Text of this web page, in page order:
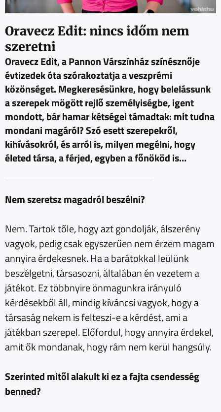
Oravecz Edit: nincs időm nem
szeretni
Oravecz Edit, a Pannon Várszínház színésznője
évtizedek óta szórakoztatja a veszprémi
közönséget. Megkeresésünkre, hogy belelássunk
a szerepek mögött rejlő személyiségbe, igent
mondott, bár hamar kétségei támadtak: mit tudna
mondani magáról? Szó esett szerepekről,
kihívásokról, és arról is, milyen megélni, hogy
életed társa, a férjed, egyben a főnököd is…
Nem szeretsz magadról beszélni?
Nem. Tartok tőle, hogy azt gondolják, álszerény
vagyok, pedig csak egyszerűen nem érzem magam
annyira érdekesnek. Ha a barátokkal leülünk
beszélgetni, társasozni, általában én vezetem a
játékot. Ez többnyire önmagunkra irányuló
kérdésekből áll, mindig kíváncsi vagyok, hogy a
társaság nekem is felteszi-e a kérdést, ami a
játékban szerepel. Előfordul, hogy annyira érdekel,
amit ők mondanak, hogy rám nem kerül hangsúly.
Szerinted mitől alakult ki ez a fajta csendesség
benned?